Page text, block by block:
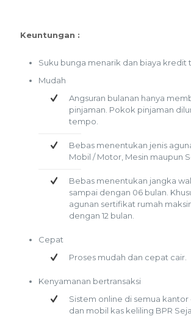
Keuntungan :
Suku bunga menarik dan biaya kredit
Mudah
Angsuran bulanan hanya
pinjaman. Pokok pinjaman
tempo.
Bebas menentukan jenis
Mobil / Motor, Mesin maupun
Bebas menentukan jangka
sampai dengan 06 bulan.
agunan sertifikat rumah
dengan 12 bulan.
Cepat
Proses mudah dan cepat cair.
Kenyamanan bertransaksi
Sistem online di semua kantor
dan mobil kas keliling BPR